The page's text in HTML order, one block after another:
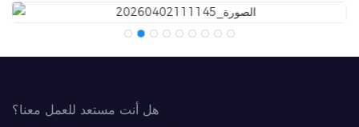
هل أنت مستعد للعمل معنا؟